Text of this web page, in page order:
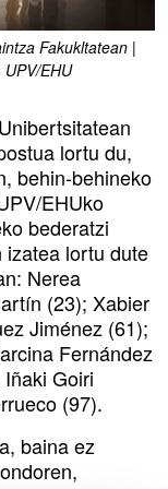
Fakukltatean |
EHU
lortu du,
behin-behineko
EHUko
bederatzi
lortu dute
Nerea
(23); Xabier
Jiménez (61);
Fernández
Goiri
(97).
baina ez